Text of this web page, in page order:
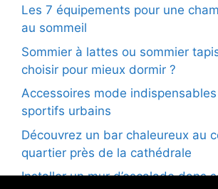
Les 7 équipements pour une
au sommeil
Sommier à lattes ou sommier
choisir pour mieux dormir ?
Accessoires mode
sportifs urbains
Découvrez un bar chaleureux au
quartier près de la cathédrale
Installer un mur d’escalade dans